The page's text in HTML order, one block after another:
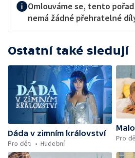
Omlouváme se, tento
nemá žádné přehratelné
Ostatní také sledují
Dáda v zimním království
Pro děti
Hudební
Pro